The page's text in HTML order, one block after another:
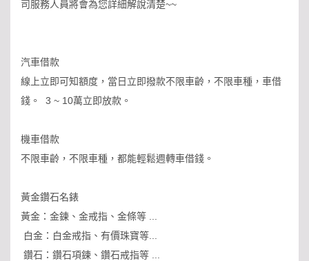
司服務人員將會為您詳細解說清楚~~
汽車借款
線上立即可知額度，當日立即撥款不限車齡，不限車種，車借
錢。 3 ~ 10萬立即放款。
機車借款
不限車齡，不限車種，都能輕鬆週轉車借錢。
黃金鑽石名錶
黃金：金鍊、金戒指、金條等 ...
白金：白金戒指、有價珠寶等...
鑽石：鑽石項鍊、鑽石戒指等 ...